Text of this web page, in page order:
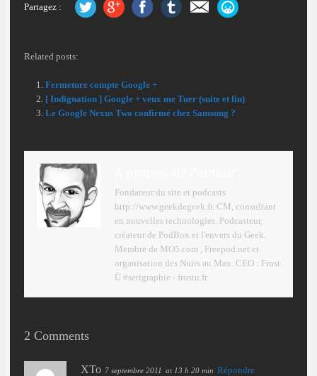
Partagez :
Related posts:
Fermeture compte Google +
[ Indignation ] Google + veux me Tuer (suite et fin)
Le Google Nexus Two confirmé chez Samsung ?
Fondateur du site et podcasts
http://www.geekdegeek.fr. CM, consultant
en nouvelles technologies. Podcasteur,
créateur de PodBox et l'envers du Geek.
Membre de MO5.com , Freepod.net et
organisation des Nuits au Max. CEO : Frost
Ü #serigraphie - frostu.fr
2 Comments
XTo 7 septembre 2011 at 13 h 20 min Répondre